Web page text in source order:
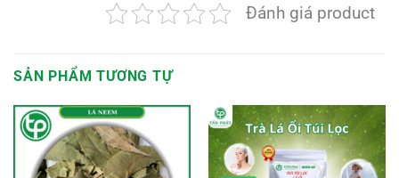
Đánh giá product
SẢN PHẨM TƯƠNG TỰ